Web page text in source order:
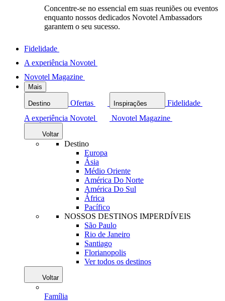
Concentre-se no essencial em suas reuniões ou eventos
enquanto nossos dedicados Novotel Ambassadors
garantem o seu sucesso.
Fidelidade
A experiência Novotel
Novotel Magazine
Mais
Destino Ofertas Inspirações
Fidelidade
A experiência Novotel
Novotel Magazine
Voltar
Destino
Europa
Ásia
Médio Oriente
América Do Norte
América Do Sul
África
Pacífico
NOSSOS DESTINOS IMPERDÍVEIS
São Paulo
Rio de Janeiro
Santiago
Florianopolis
Ver todos os destinos
Voltar
Família